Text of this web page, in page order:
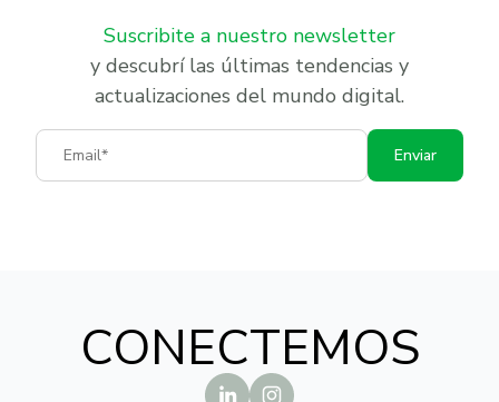
Suscribite a nuestro newsletter
y descubrí las últimas tendencias y
actualizaciones del mundo digital.
Email
Enviar
CONECTEMOS